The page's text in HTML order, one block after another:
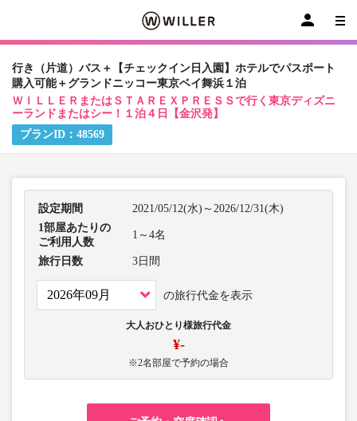
行き（片道）バス＋【チェックイン日入園】ホテルでパスポート
購入可能＋グランドニッコー東京ベイ舞浜１泊
ＷＩＬＬＥＲまたはＳＴＡＲＥＸＰＲＥＳＳで行く東京ディズニ
ーランドまたはシー！１泊４日【金沢発】
プランID： 48569
設定期間
2021/05/12(水)～2026/12/31(木)
1部屋あたりの
ご利用人数
1～4名
旅行日数 3日間
の旅行代金を表示
大人おひとり様旅行代金
¥-
※2名部屋で予約の場合